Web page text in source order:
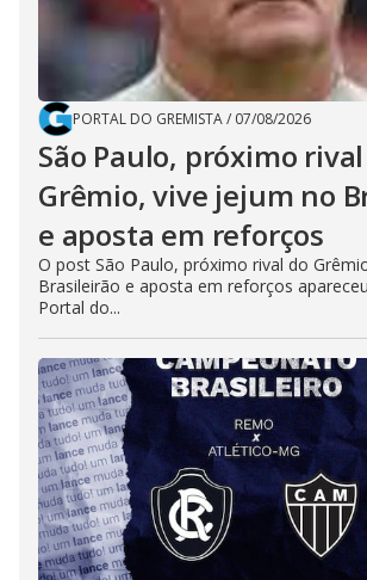
PORTAL DO GREMISTA/ 07/08/2026
São Paulo, próximo
Grêmio, vive jejum no
e aposta em reforços
O post São Paulo, próximo rival do
Brasileirão e aposta em reforços
Portal do...